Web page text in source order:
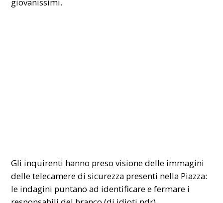
giovanissimi.
Gli inquirenti hanno preso visione delle immagini
delle telecamere di sicurezza presenti nella Piazza:
le indagini puntano ad identificare e fermare i